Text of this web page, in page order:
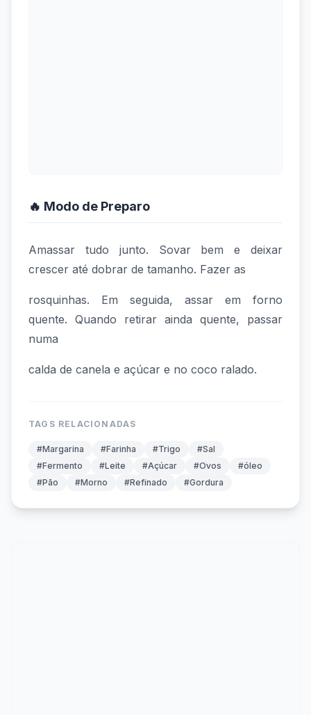
🔥 Modo de Preparo
Amassar tudo junto. Sovar bem e deixar
crescer até dobrar de tamanho. Fazer as
rosquinhas. Em seguida, assar em forno
quente. Quando retirar ainda quente, passar
numa
calda de canela e açúcar e no coco ralado.
TAGS RELACIONADAS
#Margarina #Farinha #Trigo
#Sal
#Fermento
#Leite #Açúcar #Ovos
#óleo
#Pão
#Morno #Refinado #Gordura